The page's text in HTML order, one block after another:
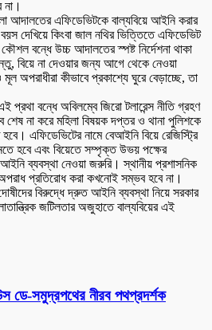
এফিডেভিটকে বাল্যবিয়ে আইনি করার
দেখিয়ে কিংবা জাল নথির ভিত্তিতে এফিডেভিট
বন্ধে উচ্চ আদালতের স্পষ্ট নির্দেশনা থাকা
বিয়ে না দেওয়ার জন্য আগে থেকে নেওয়া
মূল অপরাধীরা কীভাবে প্রকাশ্যে ঘুরে বেড়াচ্ছে, তা
প্রথা বন্ধে অবিলম্বে জিরো টলারেন্স নীতি গ্রহণ
শেষ না করে মহিলা বিষয়ক দপ্তর ও থানা পুলিশকে
এফিডেভিটের নামে বেআইনি বিয়ে রেজিস্ট্রি
হবে এবং বিয়েতে সম্পৃক্ত উভয় পক্ষের
ব্যবস্থা নেওয়া জরুরি। স্থানীয় প্রশাসনিক
প্রতিরোধ করা কখনোই সম্ভব হবে না।
বিরুদ্ধে দ্রুত আইনি ব্যবস্থা নিয়ে সরকার
জটিলতার অজুহাতে বাল্যবিয়ের এই
ডে-সমুদ্রপথের নীরব পথপ্রদর্শক